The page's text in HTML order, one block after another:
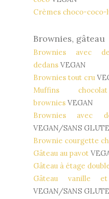
Crèmes choco-coco-
Brownies, gâteau
Brownies avec
dedans VEGAN
Brownies tout cru
Muffins
brownies VEGAN
Brownies avec
VEGAN/SANS
Brownie courgette
Gâteau au pavot
Gâteau à étage
Gâteau vanille
VEGAN/SANS